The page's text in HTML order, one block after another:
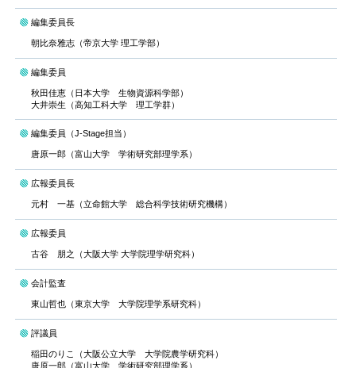
編集委員長
朝比奈雅志（帝京大学 理工学部）
編集委員
秋田佳恵（日本大学 生物資源科学部）
大井崇生（高知工科大学 理工学群）
編集委員（J-Stage担当）
唐原一郎（富山大学 学術研究部理学系）
広報委員長
元村 一基（立命館大学 総合科学技術研究機構）
広報委員
古谷 朋之（大阪大学 大学院理学研究科）
会計監査
東山哲也（東京大学 大学院理学系研究科）
評議員
稲田のりこ（大阪公立大学 大学院農学研究科）
唐原一郎（富山大学 学術研究部理学系）